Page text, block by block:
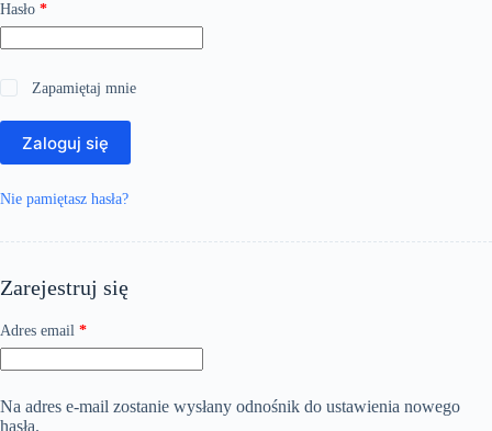
Hasło *
Zapamiętaj mnie
Zaloguj się
Nie pamiętasz hasła?
Zarejestruj się
Adres email *
Na adres e-mail zostanie wysłany odnośnik do ustawienia nowego
hasła.